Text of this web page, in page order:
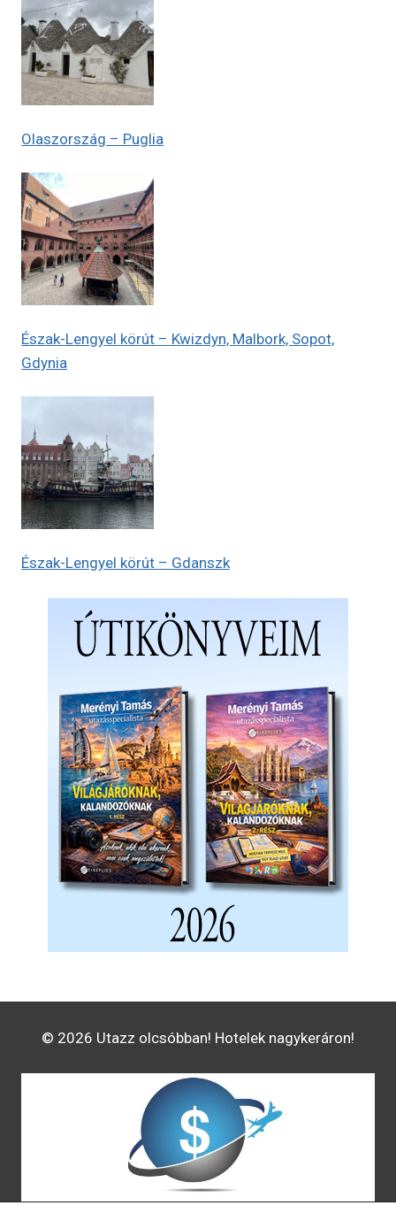
Olaszország – Puglia
Észak-Lengyel körút – Kwizdyn, Malbork, Sopot,
Gdynia
Észak-Lengyel körút – Gdanszk
© 2026 Utazz olcsóbban! Hotelek nagykeráron!